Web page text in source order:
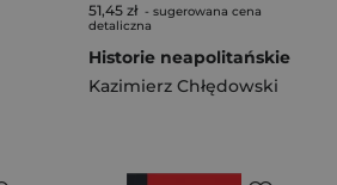
51,45 zł - sugerowana cena
detaliczna
Historie neapolitańskie
Kazimierz Chłędowski